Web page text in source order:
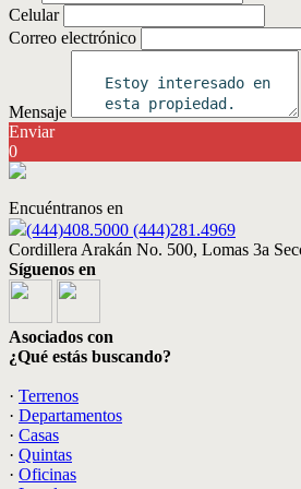
Celular
Correo electrónico
Mensaje
Enviar
0
Encuéntranos en
(444)408.5000 (444)281.4969
Cordillera Arakán No. 500, Lomas 3a
Síguenos en
Asociados con
¿Qué estás buscando?
· Terrenos
· Departamentos
· Casas
· Quintas
· Oficinas